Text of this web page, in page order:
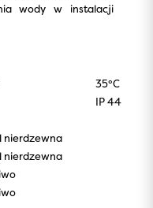
wody w instalacji
35°C
IP 44
nierdzewna
nierdzewna